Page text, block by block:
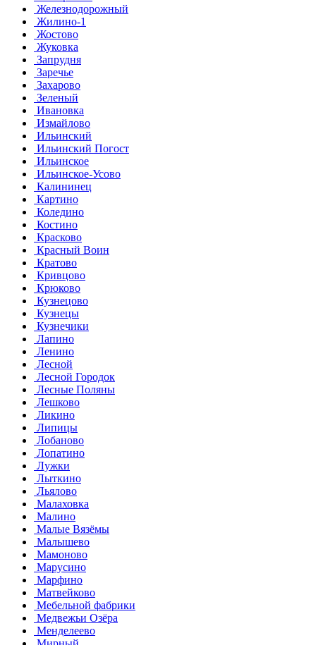
Железнодорожный
Жилино-1
Жостово
Жуковка
Запрудня
Заречье
Захарово
Зеленый
Ивановка
Измайлово
Ильинский
Ильинский Погост
Ильинское
Ильинское-Усово
Калининец
Картино
Коледино
Костино
Красково
Красный Воин
Кратово
Кривцово
Крюково
Кузнецово
Кузнецы
Кузнечики
Лапино
Ленино
Лесной
Лесной Городок
Лесные Поляны
Лешково
Ликино
Липицы
Лобаново
Лопатино
Лужки
Лыткино
Льялово
Малаховка
Малино
Малые Вязёмы
Малышево
Мамоново
Марусино
Марфино
Матвейково
Мебельной фабрики
Медвежьи Озёра
Менделеево